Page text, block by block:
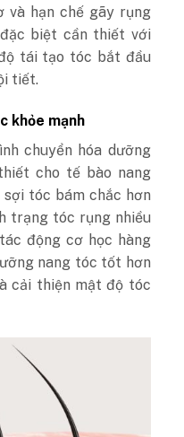
và hạn chế gãy rụng
biệt cần thiết với
tái tạo tóc bắt đầu
tiết.
khỏe mạnh
chuyển hóa dưỡng
cho tế bào nang
tóc bám chắc hơn
trạng tóc rụng nhiều
động cơ học hàng
nang tóc tốt hơn
cải thiện mật độ tóc